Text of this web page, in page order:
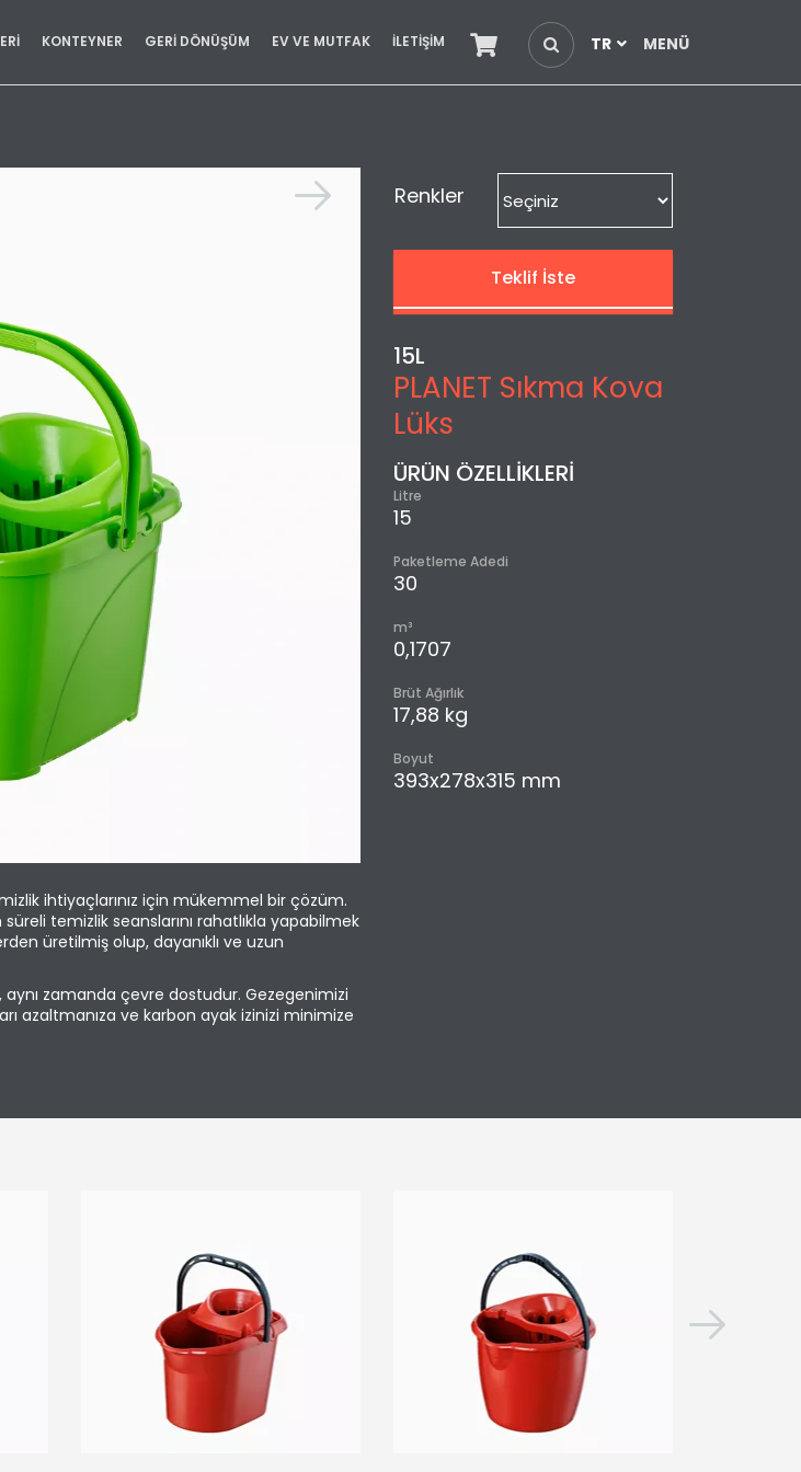
KONTEYNER GERİ DÖNÜŞÜM EV VE MUTFAK İLETİŞİM TR MENÜ
ihtiyaçlarınız için mükemmel bir çözüm.
temizlik seanslarını rahatlıkla yapabilmek
üretilmiş olup, dayanıklı ve uzun
aynı zamanda çevre dostudur. Gezegenimizi
azaltmanıza ve karbon ayak izinizi minimize
Renkler
Teklif İste
15L
PLANET Sıkma Kova
Lüks
ÜRÜN ÖZELLİKLERİ
Litre
15
Paketleme Adedi
30
m³
0,1707
Brüt Ağırlık
17,88 kg
Boyut
393x278x315 mm